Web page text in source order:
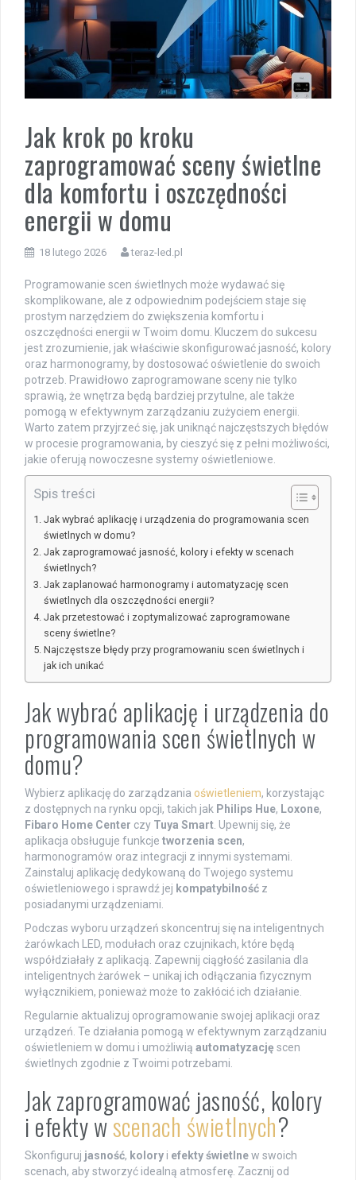
Jak krok po kroku
zaprogramować sceny świetlne
dla komfortu i oszczędności
energii w domu
18 lutego 2026 teraz-led.pl
Programowanie scen świetlnych może wydawać się
skomplikowane, ale z odpowiednim podejściem staje się
prostym narzędziem do zwiększenia komfortu i
oszczędności energii w Twoim domu. Kluczem do sukcesu
jest zrozumienie, jak właściwie skonfigurować jasność, kolory
oraz harmonogramy, by dostosować oświetlenie do swoich
potrzeb. Prawidłowo zaprogramowane sceny nie tylko
sprawią, że wnętrza będą bardziej przytulne, ale także
pomogą w efektywnym zarządzaniu zużyciem energii.
Warto zatem przyjrzeć się, jak uniknąć najczęstszych błędów
w procesie programowania, by cieszyć się z pełni możliwości,
jakie oferują nowoczesne systemy oświetleniowe.
Spis treści
Jak wybrać aplikację i urządzenia do programowania scen
świetlnych w domu?
Jak zaprogramować jasność, kolory i efekty w scenach
świetlnych?
Jak zaplanować harmonogramy i automatyzację scen
świetlnych dla oszczędności energii?
Jak przetestować i zoptymalizować zaprogramowane
sceny świetlne?
Najczęstsze błędy przy programowaniu scen świetlnych i
jak ich unikać
Jak wybrać aplikację i urządzenia do
programowania scen świetlnych w
domu?
Wybierz aplikację do zarządzania oświetleniem, korzystając
z dostępnych na rynku opcji, takich jak Philips Hue, Loxone,
Fibaro Home Center czy Tuya Smart . Upewnij się, że
aplikacja obsługuje funkcje tworzenia scen,
harmonogramów oraz integracji z innymi systemami.
Zainstaluj aplikację dedykowaną do Twojego systemu
oświetleniowego i sprawdź jej kompatybilność z
posiadanymi urządzeniami.
Podczas wyboru urządzeń skoncentruj się na inteligentnych
żarówkach LED, modułach oraz czujnikach, które będą
współdziałały z aplikacją. Zapewnij ciągłość zasilania dla
inteligentnych żarówek – unikaj ich odłączania fizycznym
wyłącznikiem, ponieważ może to zakłócić ich działanie.
Regularnie aktualizuj oprogramowanie swojej aplikacji oraz
urządzeń. Te działania pomogą w efektywnym zarządzaniu
oświetleniem w domu i umożliwią automatyzację scen
świetlnych zgodnie z Twoimi potrzebami.
Jak zaprogramować jasność, kolory
i efekty wscenach świetlnych?
Skonfiguruj jasność, kolory i efekty świetlnew swoich
scenach, aby stworzyć idealną atmosferę. Zacznij od